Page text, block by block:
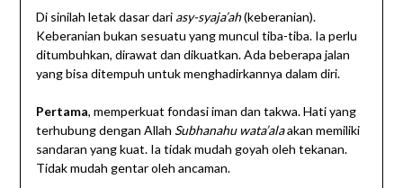
Di sinilah letak dasar dari asy-syaja’ah(keberanian).
Keberanian bukan sesuatu yang muncul tiba-tiba. Ia perlu
ditumbuhkan, dirawat dan dikuatkan. Ada beberapa jalan
yang bisa ditempuh untuk menghadirkannya dalam diri.
Pertama, memperkuat fondasi iman dan takwa. Hati yang
terhubung dengan Allah Subhanahu wata’alaakan memiliki
sandaran yang kuat. Ia tidak mudah goyah oleh tekanan.
Tidak mudah gentar oleh ancaman.